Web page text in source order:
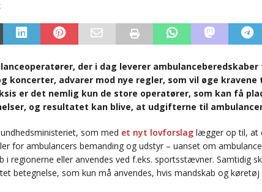
der i dag leverer
koncerter, advarer mod nye regler, som vil øge kravene
er det nemlig kun de store operatører, som kan få
og resultatet kan blive, at udgifterne til
som med et nyt lovforslag lægger op til, at
for ambulancers bemanding og udstyr – uanset om
i regionerne eller anvendes ved f.eks. sportsstævner. Samtidig
betegnelse, som kun må anvendes, hvis mandskab og køretøj